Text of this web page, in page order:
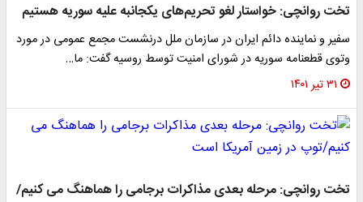
تخت روانچی: خواستار لغو تحریم‌های یکجانبه علیه سوریه هستیم
سفیر و نماینده دائم ایران در سازمان ملل درنشست مجمع عمومی در مورد
وتوی قطعنامه سوریه در شورای امنیت توسط روسیه گفت: ما…
۳۱ تیر ۱۴۰۱
تخت روانچی: مرحله بعدی مذاکرات برجامی را هماهنگ می کنیم/